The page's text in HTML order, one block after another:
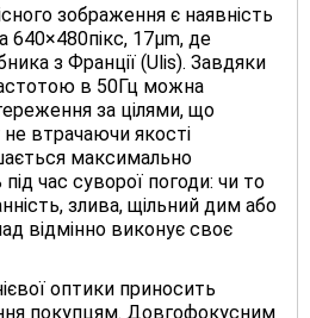
зображення є наявність
640×480пікс, 17µm, де
з Франції (Ulis). Завдяки
в 50Гц можна
за цілями, що
втрачаючи якості
максимально
час суворої погоди: чи то
злива, щільний дим або
відмінно виконує своє
оптики приносить
покупцям. Довгофокусним